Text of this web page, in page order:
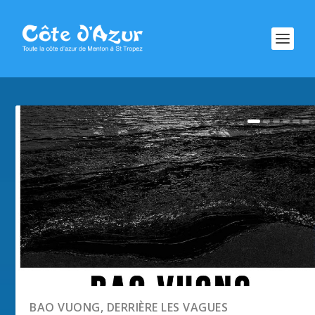
BAO VUONG, DERRIÈRE LES VAGUES